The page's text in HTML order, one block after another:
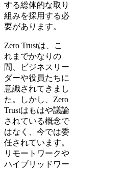
する総体的な取り
組みを採用する必
要があります。
Zero Trustは、こ
れまでかなりの
間、ビジネスリー
ダーや役員たちに
意識されてきまし
た。しかし、Zero
Trustはもはや議論
されている概念で
はなく、今では委
任されています。
リモートワークや
ハイブリッドワー